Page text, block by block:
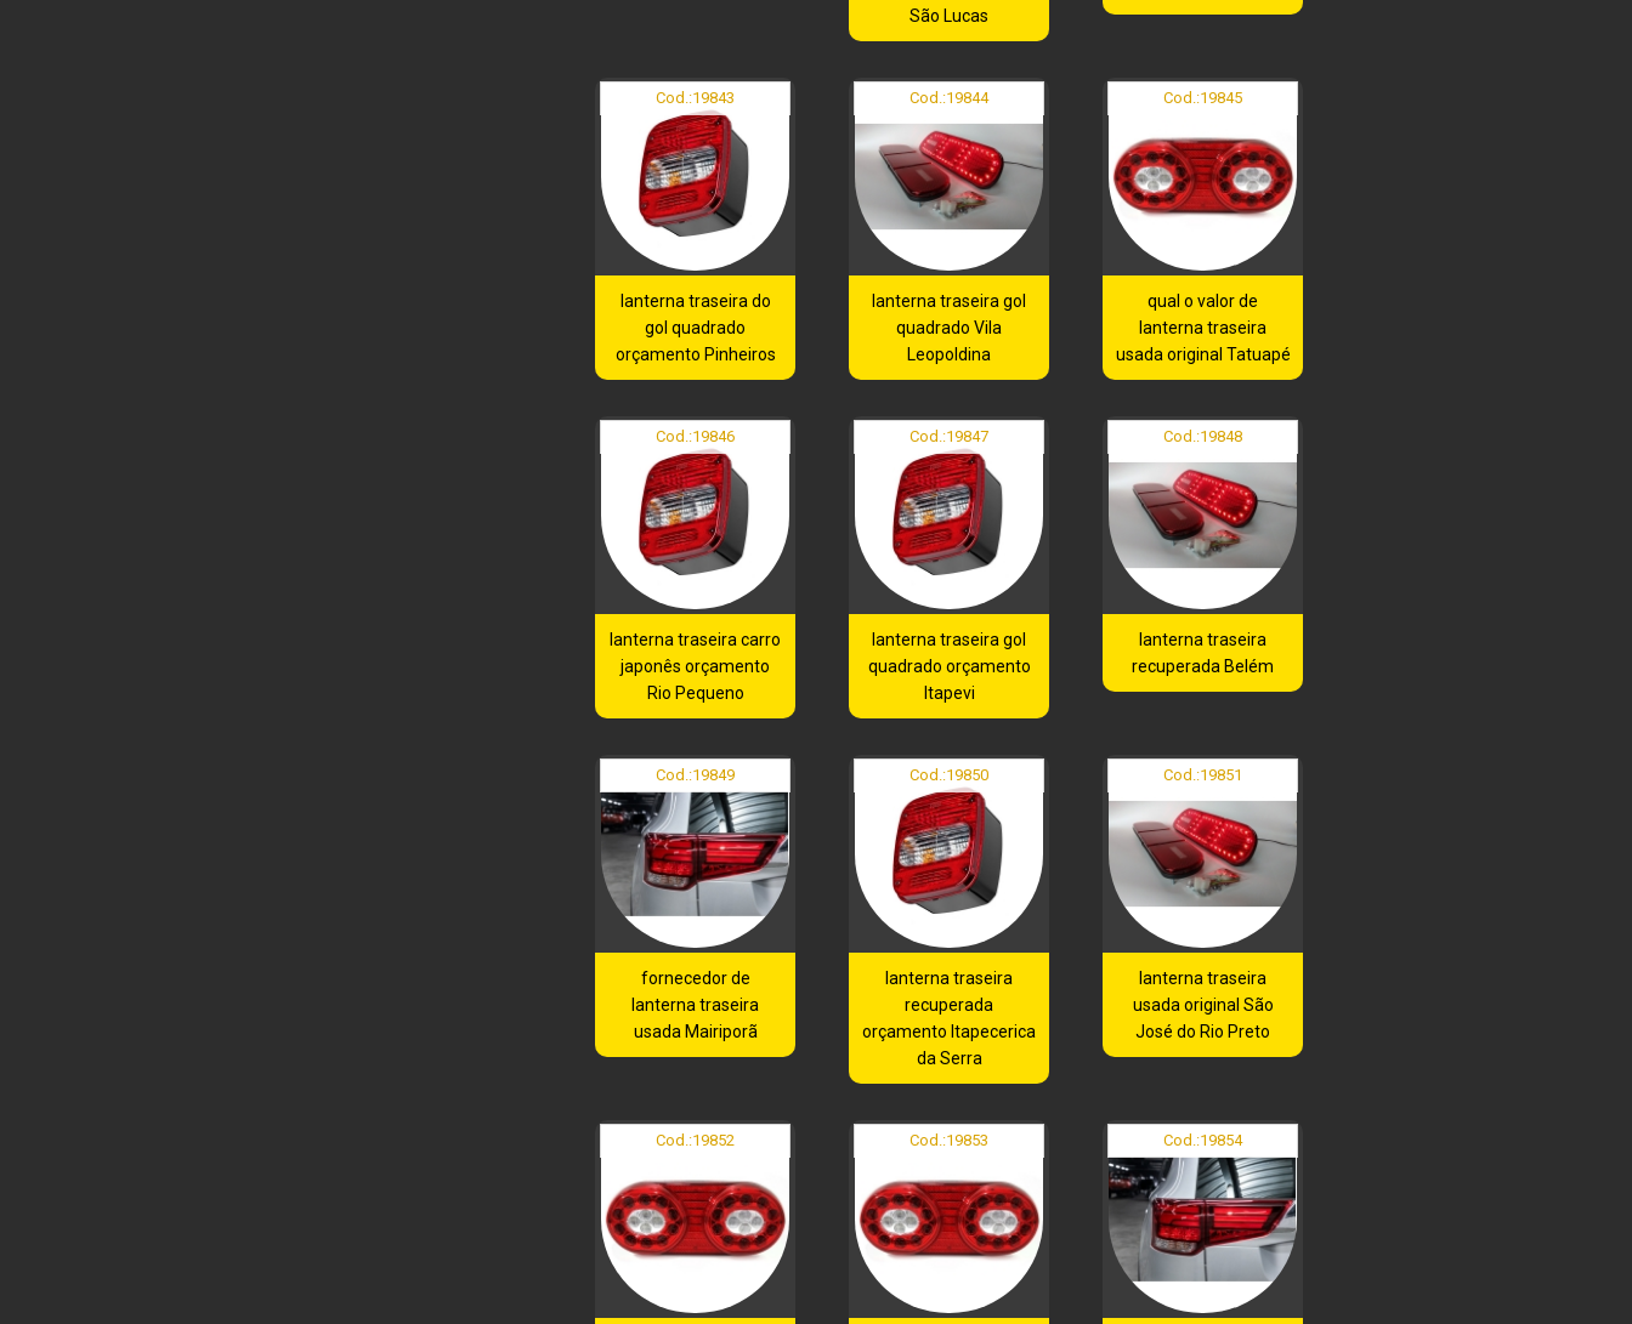
São Lucas
Cod.:19843
lanterna traseira do
gol quadrado
orçamento Pinheiros
Cod.:19844
lanterna traseira gol
quadrado Vila
Leopoldina
Cod.:19845
qual o valor de
lanterna traseira
usada original Tatuapé
Cod.:19846
lanterna traseira carro
japonês orçamento
Rio Pequeno
Cod.:19847
lanterna traseira gol
quadrado orçamento
Itapevi
Cod.:19848
lanterna traseira
recuperada Belém
Cod.:19849
fornecedor de
lanterna traseira
usada Mairiporã
Cod.:19850
lanterna traseira
recuperada
orçamento Itapecerica
da Serra
Cod.:19851
lanterna traseira
usada original São
José do Rio Preto
Cod.:19852 Cod.:19853 Cod.:19854